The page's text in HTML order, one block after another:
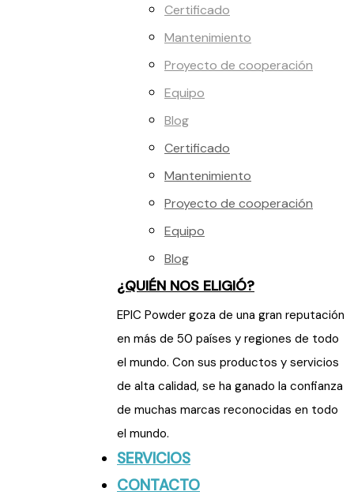
Certificado
Mantenimiento
Proyecto de cooperación
Equipo
Blog
Certificado
Mantenimiento
Proyecto de cooperación
Equipo
Blog
¿QUIÉN NOS ELIGIÓ?
EPIC Powder goza de una gran reputación
en más de 50 países y regiones de todo
el mundo. Con sus productos y servicios
de alta calidad, se ha ganado la confianza
de muchas marcas reconocidas en todo
el mundo.
SERVICIOS
CONTACTO